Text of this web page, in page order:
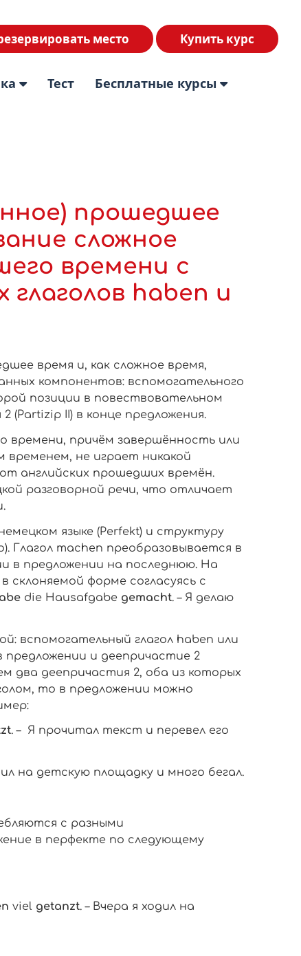
Купить курс
место
Тест Бесплатные курсы
прошедшее
сложное
времени с
haben и
время и, как сложное время,
компонентов: вспомогательного
позиции в повествовательном
(Partizip II) в конце предложения.
времени, причём завершённость или
не играет никакой
английских прошедших времён.
разговорной речи, что отличает
языке (Perfekt) и структуру
Глагол machen преобразовывается в
в предложении на последнюю. На
в склоняемой форме согласуясь с
e die Hausafgabe gemacht. – Я делаю
вспомогательный глагол haben или
и деепричастие 2
два деепричастия 2, оба из которых
то в предложении можно
. – Я прочитал текст и перевел его
на детскую площадку и много бегал.
с разными
в перфекте по следующему
viel getanzt. – Вчера я ходил на